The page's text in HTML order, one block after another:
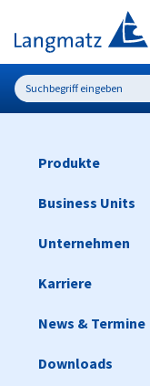
Produkte
Business Units
Unternehmen
Karriere
News & Termine
Downloads